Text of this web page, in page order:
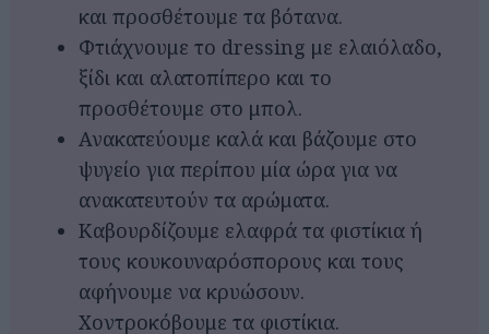
και προσθέτουμε τα βότανα.
Φτιάχνουμε το dressing με ελαιόλαδο,
ξίδι και αλατοπίπερο και το
προσθέτουμε στο μπολ.
Ανακατεύουμε καλά και βάζουμε στο
ψυγείο για περίπου μία ώρα για να
ανακατευτούν τα αρώματα.
Καβουρδίζουμε ελαφρά τα φιστίκια ή
τους κουκουναρόσπορους και τους
αφήνουμε να κρυώσουν.
Χοντροκόβουμε τα φιστίκια.